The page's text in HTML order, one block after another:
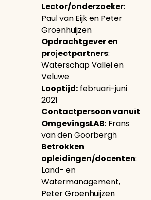
Lector/onderzoeker:
Paul van Eijk en Peter
Groenhuijzen
Opdrachtgever en
projectpartners:
Waterschap Vallei en
Veluwe
Looptijd:februari-juni
2021
Contactpersoon vanuit
OmgevingsLAB: Frans
van den Goorbergh
Betrokken
opleidingen/docenten:
Land- en
Watermanagement,
Peter Groenhuijzen